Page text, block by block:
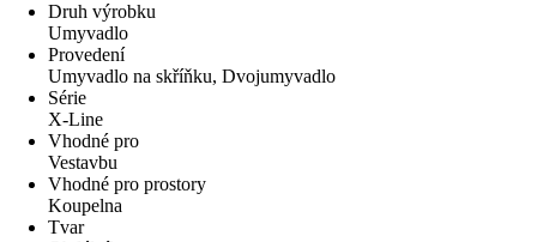
Druh výrobku
Umyvadlo
Provedení
Umyvadlo na skříňku, Dvojumyvadlo
Série
X-Line
Vhodné pro
Vestavbu
Vhodné pro prostory
Koupelna
Tvar